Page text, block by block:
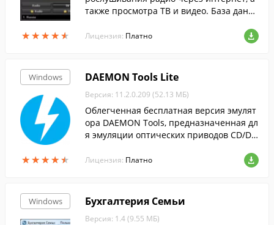
★★★★★
★★★★★
также просмотра ТВ и видео. База данн
сть добавления своих станций в избран
Лицензия: Платно
Windows
★★★★★
★★★★★
DAEMON Tools Lite
Версия: 11.2.0.209 (52.13 МБ)
Облегченная бесплатная версия эмулят
ора DAEMON Tools, предназначенная дл
я эмуляции оптических приводов CD/DV
Лицензия: Платно
Windows Бухгалтерия Семьи
Версия: 1.4 (9.55 МБ)